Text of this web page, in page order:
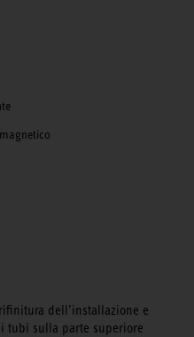
dell’installazione e
tubi sulla parte superiore